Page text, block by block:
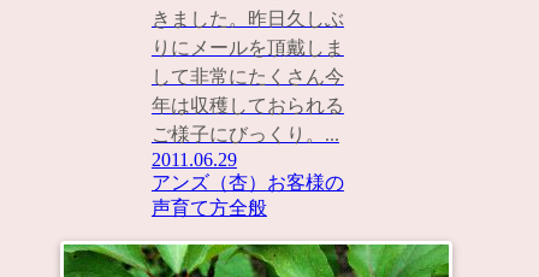
きました。昨日久しぶ
りにメールを頂戴しま
して非常にたくさん今
年は収穫しておられる
ご様子にびっくり。...
2011.06.29
アンズ（杏） お客様の
声育て方全般